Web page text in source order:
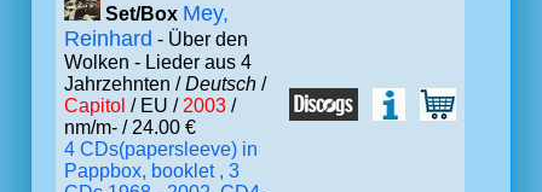
Set/Box Mey,
Reinhard - Über den
Wolken - Lieder aus 4
Jahrzehnten /Deutsch /
Capitol / EU / 2003 /
nm/m- / 24.00 €
4 CDs(papersleeve) in
Pappbox, booklet , 3